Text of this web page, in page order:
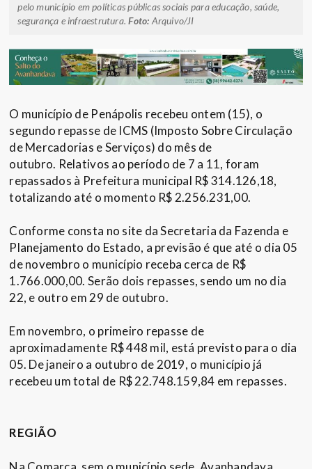
pelo município em políticas públicas sociais para educação, saúde,
segurança e infraestrutura.Foto:Arquivo/JI
O município de Penápolis recebeu ontem (15), o
segundo repasse de ICMS (Imposto Sobre Circulação
de Mercadorias e Serviços) do mês de
outubro. Relativos ao período de 7 a 11, foram
repassados à Prefeitura municipal R$ 314.126,18,
totalizando até o momento R$ 2.256.231,00.
Conforme consta no site da Secretaria da Fazenda e
Planejamento do Estado, a previsão é que até o dia 05
de novembro o município receba cerca de R$
1.766.000,00. Serão dois repasses, sendo um no dia
22, e outro em 29 de outubro.
Em novembro, o primeiro repasse de
aproximadamente R$ 448 mil, está previsto para o dia
05. De janeiro a outubro de 2019, o município já
recebeu um total de R$ 22.748.159,84 em repasses.
REGIÃO